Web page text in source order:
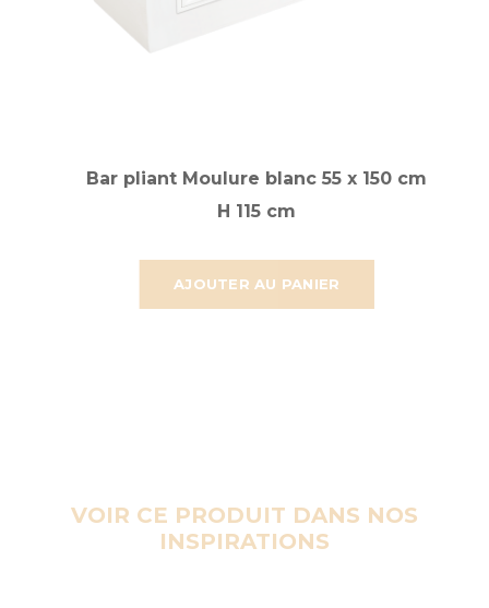
AJOUTER AU PANIER
Bar pliant Moulure blanc 55 x 150 cm
H 115 cm
VOIR CE PRODUIT DANS NOS
INSPIRATIONS